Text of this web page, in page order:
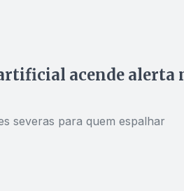
acende alerta
severas para quem espalhar